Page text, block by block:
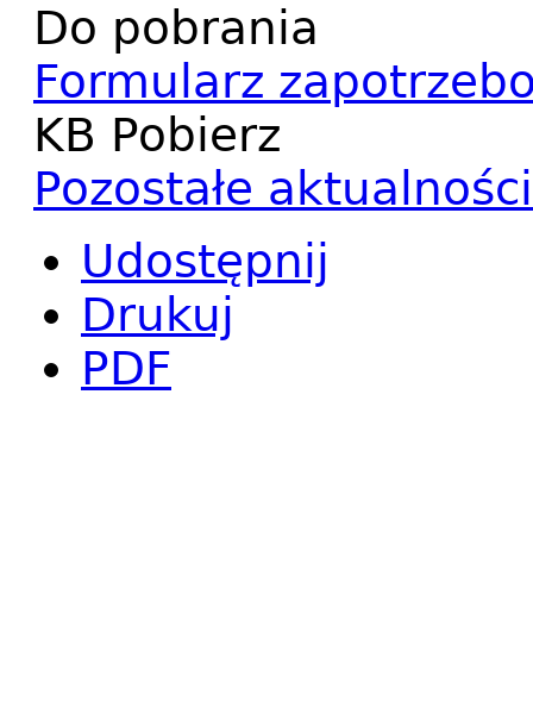
Do pobrania
Formularz
KB Pobierz
Pozostałe aktualności
Udostępnij
Drukuj
PDF